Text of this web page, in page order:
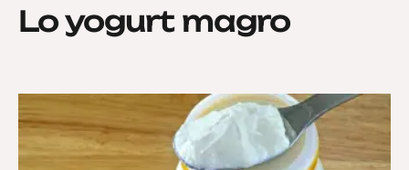
Lo yogurt magro